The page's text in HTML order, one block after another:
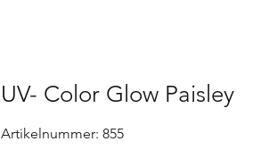
UV- Color Glow Paisley
Artikelnummer: 855